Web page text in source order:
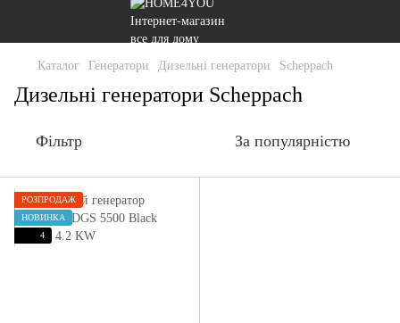
Каталог Генератори Дизельні генератори Scheppach
Дизельні генератори Scheppach
Фільтр За популярністю
РОЗПРОДАЖ
НОВИНКА
4